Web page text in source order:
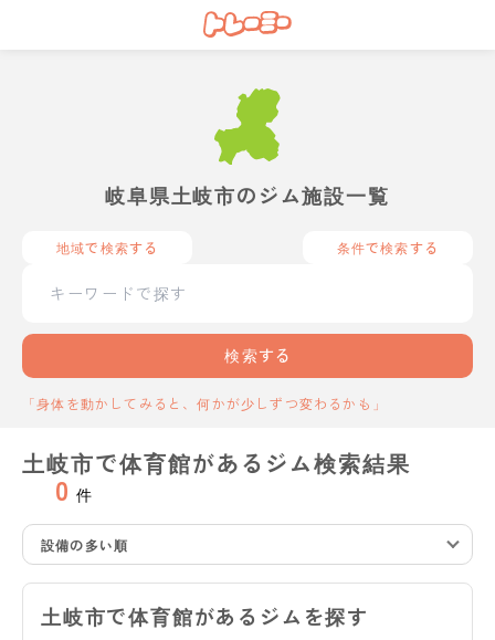
岐阜県土岐市のジム施設一覧
地域で検索する 条件で検索する
検索する
「身体を動かしてみると、何かが少しずつ変わるかも」
土岐市で体育館があるジム検索結果
0 件
設備の多い順
土岐市で体育館があるジムを探す